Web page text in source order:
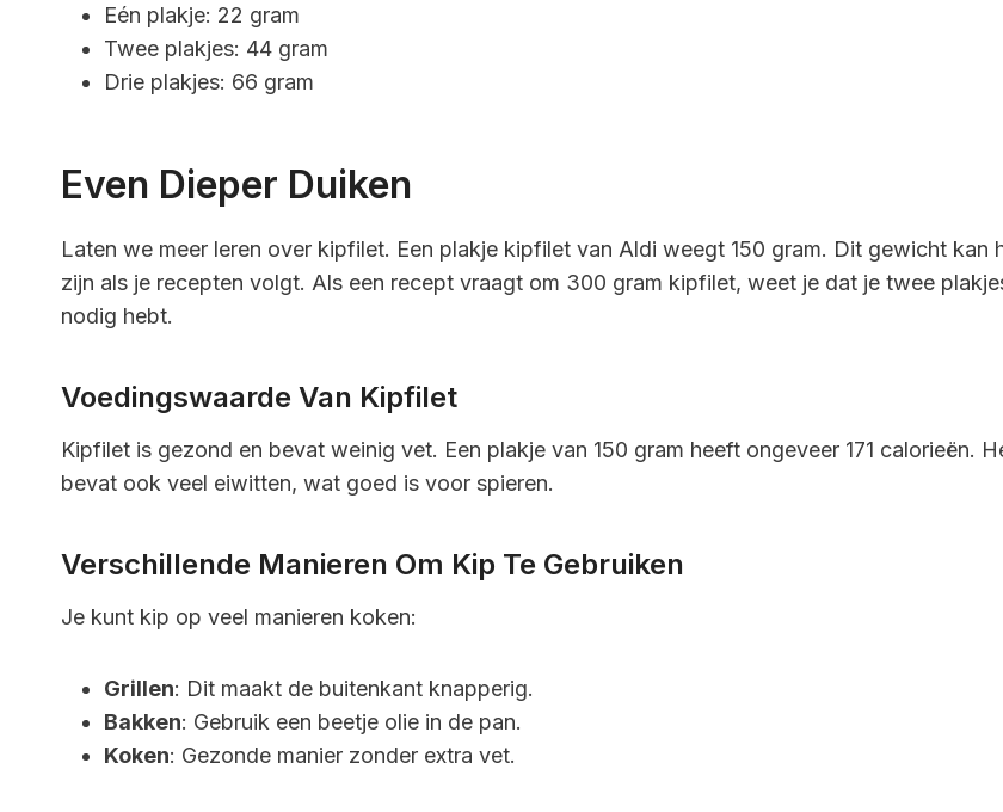
Eén plakje: 22 gram
Twee plakjes: 44 gram
Drie plakjes: 66 gram
Even Dieper Duiken
Laten we meer leren over kipfilet. Een plakje kipfilet van Aldi weegt 150 gram. Dit gewicht kan
zijn als je recepten volgt. Als een recept vraagt om 300 gram kipfilet, weet je dat je twee
nodig hebt.
Voedingswaarde Van Kipfilet
Kipfilet is gezond en bevat weinig vet. Een plakje van 150 gram heeft ongeveer 171 calorieën.
bevat ook veel eiwitten, wat goed is voor spieren.
Verschillende Manieren Om Kip Te Gebruiken
Je kunt kip op veel manieren koken:
Grillen: Dit maakt de buitenkant knapperig.
Bakken: Gebruik een beetje olie in de pan.
Koken: Gezonde manier zonder extra vet.